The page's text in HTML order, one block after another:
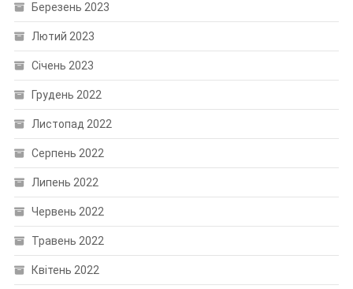
Березень 2023
Лютий 2023
Січень 2023
Грудень 2022
Листопад 2022
Серпень 2022
Липень 2022
Червень 2022
Травень 2022
Квітень 2022